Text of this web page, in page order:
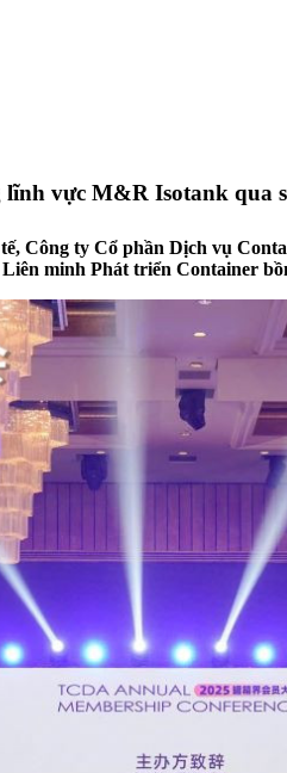
vực M&R Isotank qua
Công ty Cổ phần Dịch vụ
minh Phát triển Container